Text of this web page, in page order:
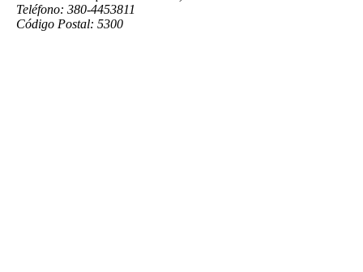
Teléfono: 380-4453811
Código Postal: 5300